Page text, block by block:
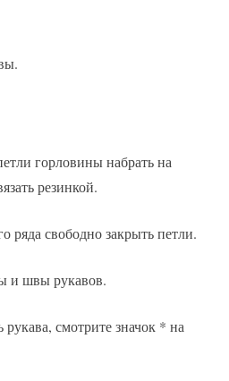
горловины набрать на
резинкой.
ряда свободно закрыть петли.
и швы рукавов.
смотрите значок * на